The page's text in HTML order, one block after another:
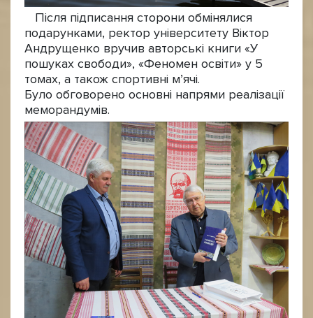
Після підписання сторони обмінялися
подарунками, ректор університету Віктор
Андрущенко вручив авторські книги «У
пошуках свободи», «Феномен освіти» у 5
томах, а також спортивні м’ячі.
Було обговорено основні напрями реалізації
меморандумів.